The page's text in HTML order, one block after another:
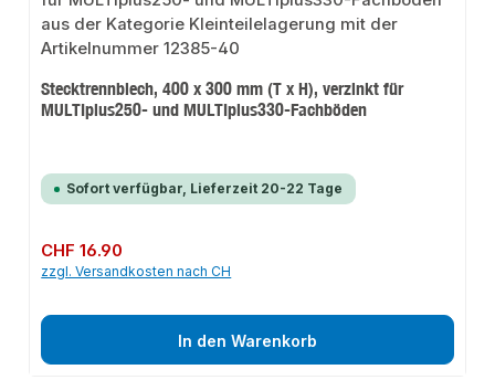
Stecktrennblech, 400 x 300 mm (T x H), verzinkt für
MULTIplus250- und MULTIplus330-Fachböden
Sofort verfügbar, Lieferzeit 20-22 Tage
Regulärer Preis:
CHF 16.90
zzgl. Versandkosten nach CH
In den Warenkorb